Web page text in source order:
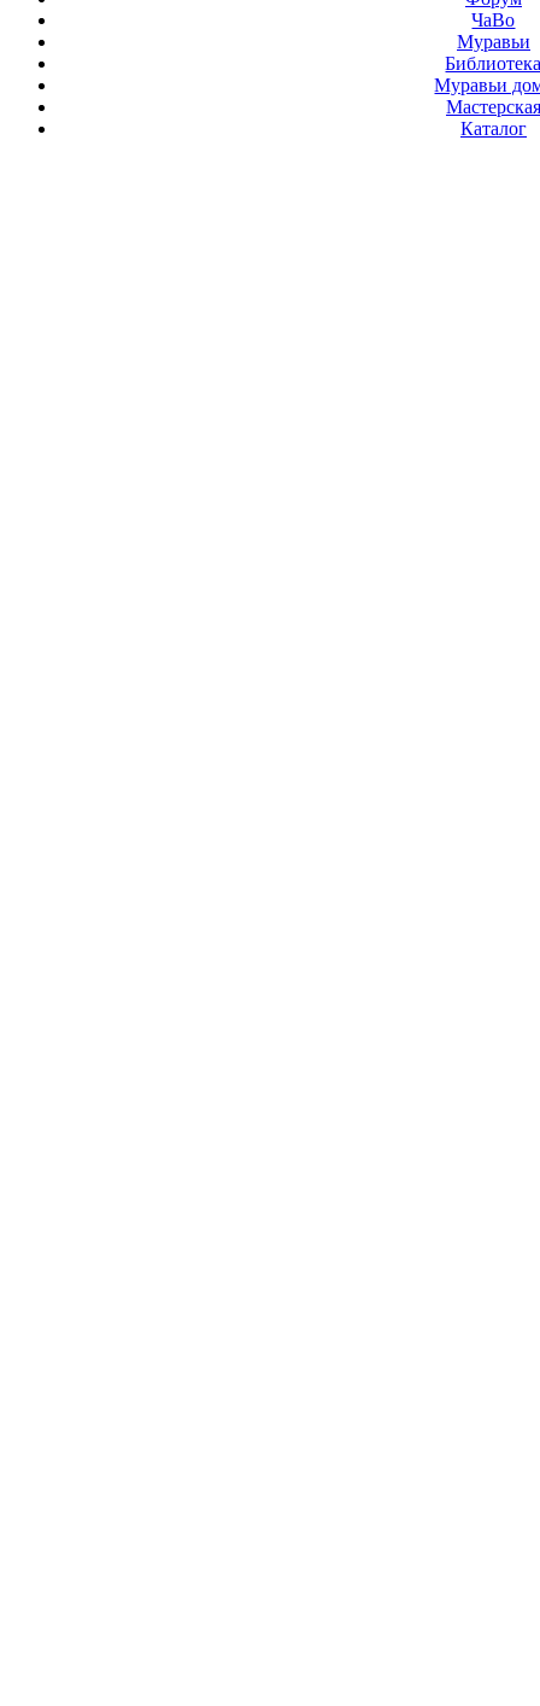
ЧаВо
Муравьи
Муравьи
Мастерская
Каталог